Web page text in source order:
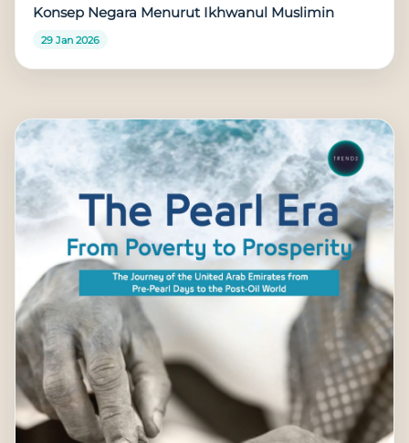
Konsep Negara Menurut Ikhwanul Muslimin
29 Jan 2026